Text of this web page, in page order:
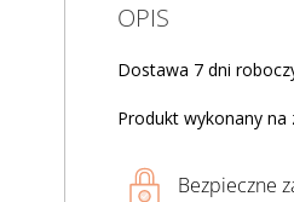
OPIS
Dostawa 7 dni
Produkt wykonany na
Bezpieczne